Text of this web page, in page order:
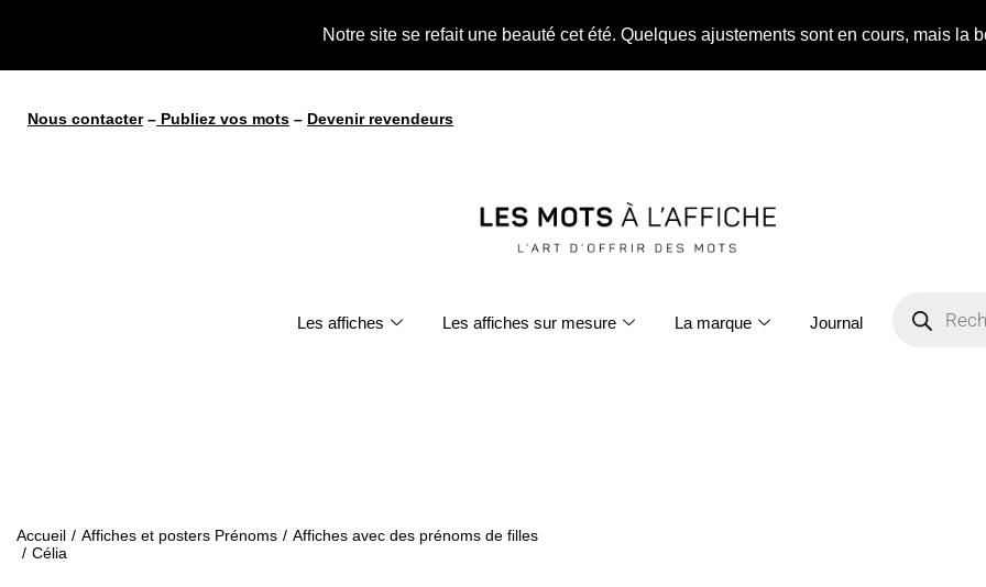
Notre site se refait une beauté cet été. Quelques ajustements sont en cours, mais la
Nous contacter– Publiez vos mots – Devenir revendeurs
Les affiches Les affiches sur mesure La marque Journal
Accueil / Affiches et posters Prénoms / Affiches avec des prénoms de filles
/ Célia